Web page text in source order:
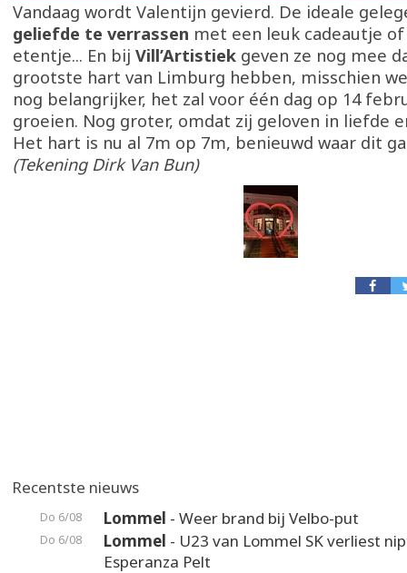
Vandaag wordt Valentijn gevierd. De ideale
geliefde te verrassen met een leuk cadeautje
etentje... En bij Vill’Artistiek geven ze nog mee
grootste hart van Limburg hebben, misschien
nog belangrijker, het zal voor één dag op 14
groeien. Nog groter, omdat zij geloven in liefde
Het hart is nu al 7m op 7m, benieuwd waar dit
(Tekening Dirk Van Bun)
Recentste nieuws
Do 6/08 Lommel - Weer brand bij Velbo-put
Do 6/08 Lommel - U23 van Lommel SK verliest
Esperanza Pelt